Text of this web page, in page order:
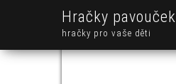
Hračky pavouček
hračky pro vaše děti